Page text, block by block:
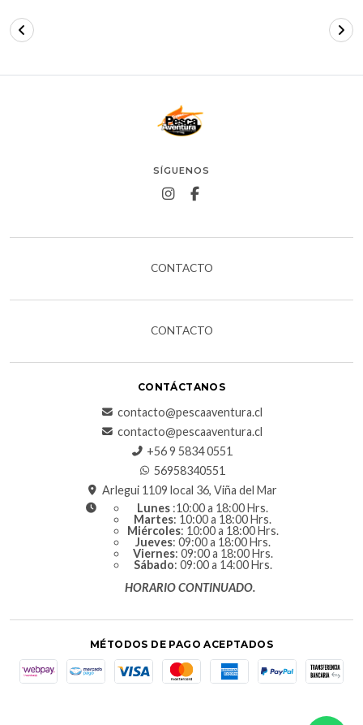
SÍGUENOS
CONTACTO
CONTACTO
CONTÁCTANOS
contacto@pescaaventura.cl
contacto@pescaaventura.cl
+56 9 5834 0551
56958340551
Arlegui 1109 local 36, Viña del Mar
Lunes :10:00 a 18:00 Hrs.
Martes: 10:00 a 18:00 Hrs.
Miércoles: 10:00 a 18:00 Hrs.
Jueves: 09:00 a 18:00 Hrs.
Viernes: 09:00 a 18:00 Hrs.
Sábado: 09:00 a 14:00 Hrs.
HORARIO CONTINUADO.
MÉTODOS DE PAGO ACEPTADOS